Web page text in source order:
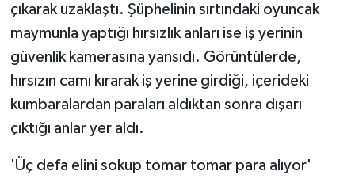
çıkarak uzaklaştı. Şüphelinin sırtındaki oyuncak
maymunla yaptığı hırsızlık anları ise iş yerinin
güvenlik kamerasına yansıdı. Görüntülerde,
hırsızın camı kırarak iş yerine girdiği, içerideki
kumbaralardan paraları aldıktan sonra dışarı
çıktığı anlar yer aldı.
'Üç defa elini sokup tomar tomar para alıyor'